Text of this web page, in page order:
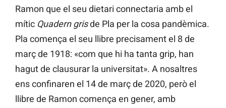
Ramon que el seu dietari connectaria amb el
mític Quadern grisde Pla per la cosa pandèmica.
Pla comença el seu llibre precisament el 8 de
març de 1918: «com que hi ha tanta grip, han
hagut de clausurar la universitat». A nosaltres
ens confinaren el 14 de març de 2020, però el
llibre de Ramon comença en gener, amb